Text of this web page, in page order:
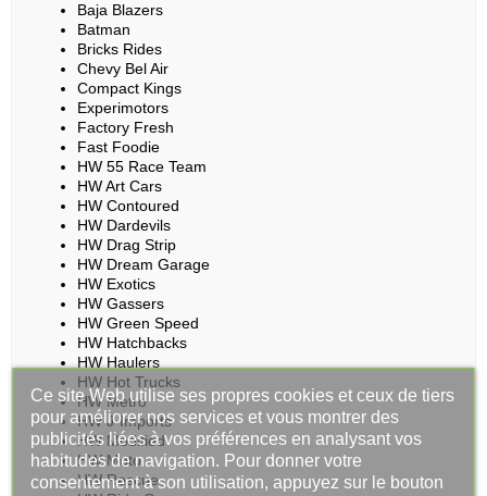
Baja Blazers
Batman
Bricks Rides
Chevy Bel Air
Compact Kings
Experimotors
Factory Fresh
Fast Foodie
HW 55 Race Team
HW Art Cars
HW Contoured
HW Dardevils
HW Drag Strip
HW Dream Garage
HW Exotics
HW Gassers
HW Green Speed
HW Hatchbacks
HW Haulers
HW Hot Trucks
HW Metro
HW J-Imports
HW Modified
HW Moto
HW Rescue
Ce site Web utilise ses propres cookies et ceux de tiers
pour améliorer nos services et vous montrer des
publicités liées à vos préférences en analysant vos
habitudes de navigation. Pour donner votre
consentement à son utilisation, appuyez sur le bouton